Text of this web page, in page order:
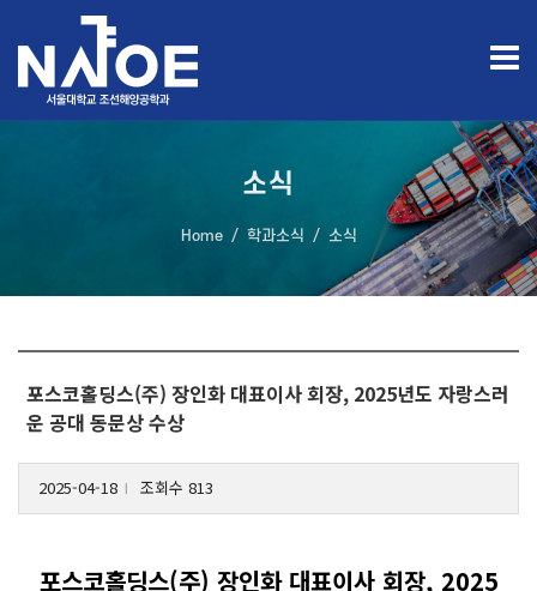
소식
Home 학과소식 소식
포스코홀딩스(주) 장인화 대표이사 회장, 2025년도 자랑스러
운 공대 동문상 수상
2025-04-18 조회수 813
포스코홀딩스(주) 장인화 대표이사 회장, 2025